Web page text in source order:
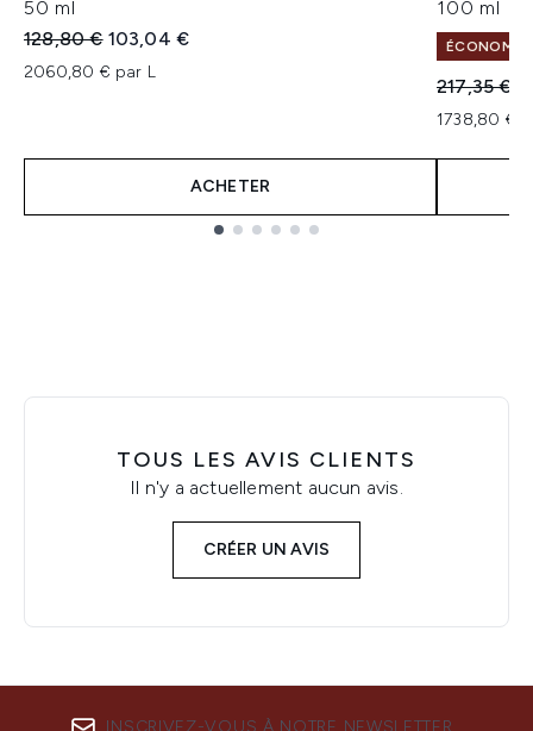
50 ml
Prix de vente :
128,80 € Prix ​​actuel :
103,04 €
2060,80 € par L
ACHETER
100 ml
Prix de
217,35 €
1738,80 €
TOUS LES AVIS CLIENTS
Il n'y a actuellement aucun avis.
CRÉER UN AVIS
INSCRIVEZ-VOUS À NOTRE NEWSLETTER